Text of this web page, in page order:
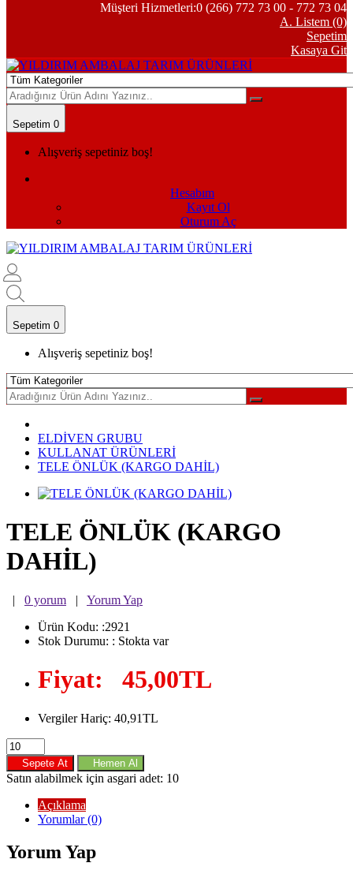
Müşteri Hizmetleri:0 (266) 772 73 00 - 772 73 04
A. Listem (0)
Sepetim
Kasaya Git
Sepetim 0
Alışveriş sepetiniz boş!
Hesabım
Kayıt Ol
Oturum Aç
Sepetim 0
Alışveriş sepetiniz boş!
ELDİVEN GRUBU
KULLANAT ÜRÜNLERİ
TELE ÖNLÜK (KARGO DAHİL)
TELE ÖNLÜK (KARGO
DAHİL)
| 0 yorum | Yorum Yap
Ürün Kodu: :2921
Stok Durumu: : Stokta var
Fiyat: 45,00TL
Vergiler Hariç: 40,91TL
Sepete At Hemen Al
Satın alabilmek için asgari adet: 10
Açıklama
Yorumlar (0)
Yorum Yap